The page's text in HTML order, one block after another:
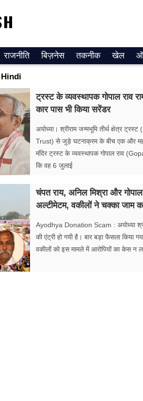
राजनीति बिज़नेस तकनीक खेल
ट्रस्ट के व्यवस्थापक गोपाल राव
कार पास भी किया सरेंडर
अयोध्या। श्रीराम जन्मभूमि तीर्थ क्षेत्र
Trust) से जुड़े घटनाक्रम के बीच एक और
मंदिर ट्रस्ट के व्यवस्थापक गोपाल राव
कि वह 6 जुलाई
चंपत राय, अनिल मिश्रा और
अल्टीमेटम, वकीलों ने चक्का जाम
Ayodhya Donation Scam : अयोध्या श्री
की एंट्री हो गयी है। बार बड़ा फैसला किया
वकीलों को इस मामले में आरोपियों का केस न